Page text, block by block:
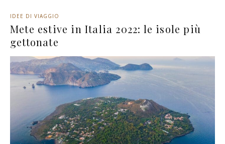
IDEE DI VIAGGIO
Mete estive in Italia 2022: le isole più
gettonate